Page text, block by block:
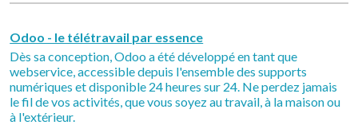
Odoo - le télétravail par essence
Dès sa conception, Odoo a été développé en tant que
webservice, accessible depuis l'ensemble des supports
numériques et disponible 24 heures sur 24. Ne perdez jamais
le fil de vos activités, que vous soyez au travail, à la maison ou
à l'extérieur.